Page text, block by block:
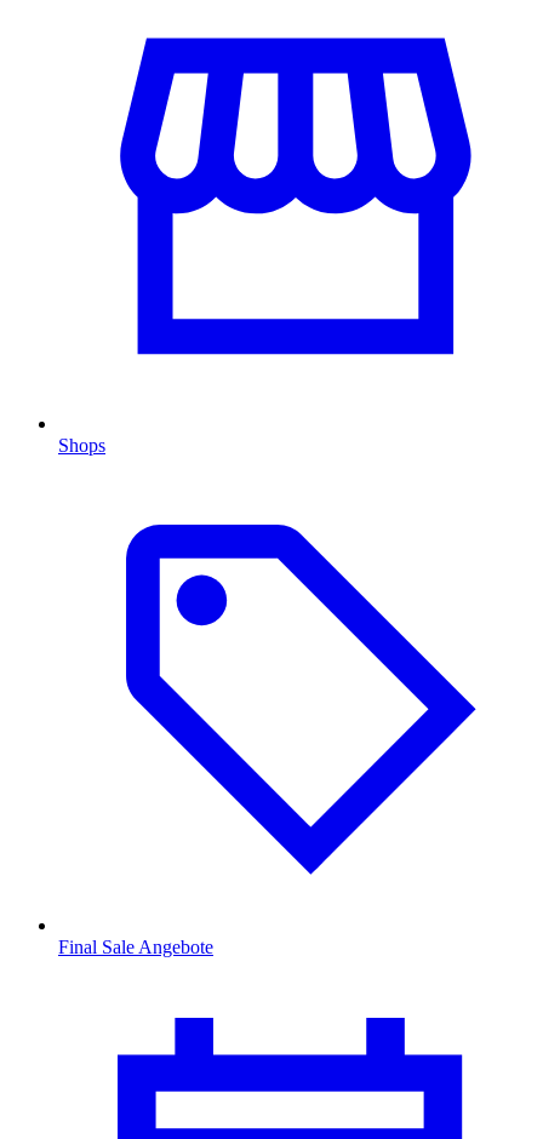
Shops
Final Sale Angebote